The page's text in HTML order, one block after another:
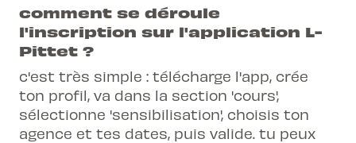
comment se déroule
l'inscription sur l'application L-
Pittet ?
c'est très simple : télécharge l'app, crée
ton profil, va dans la section 'cours',
sélectionne 'sensibilisation', choisis ton
agence et tes dates, puis valide. tu peux